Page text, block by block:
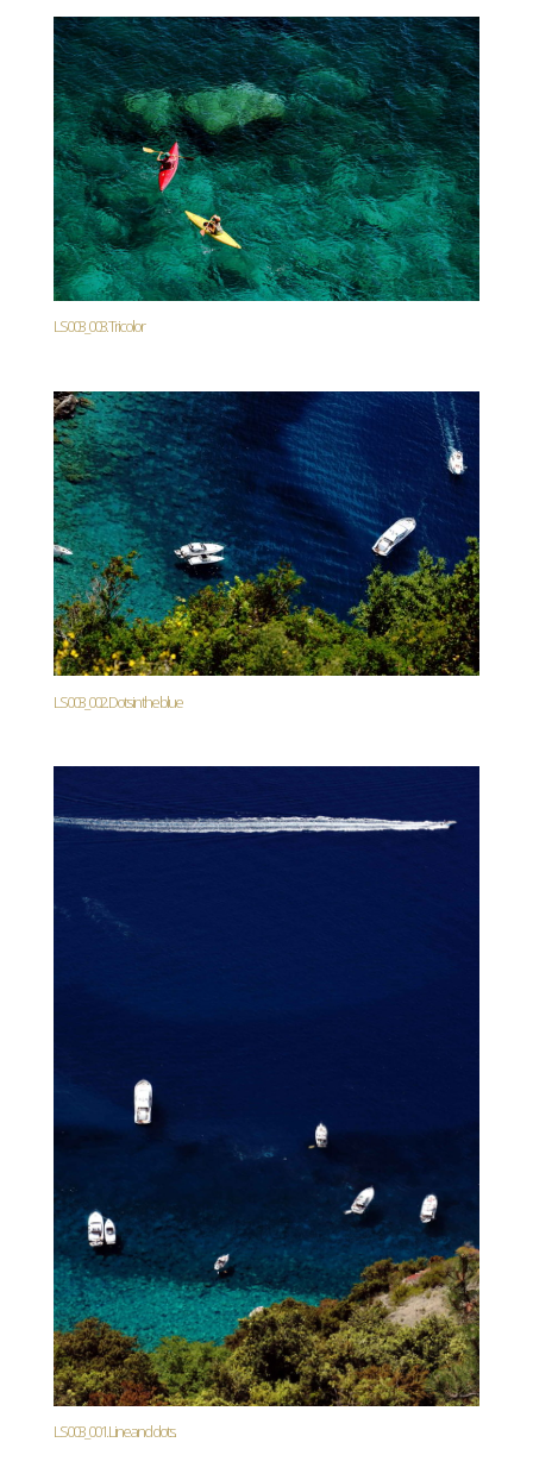
LS003_003. Tricolor
LS003_002. Dots in the blue
LS003_001. Line and dots.